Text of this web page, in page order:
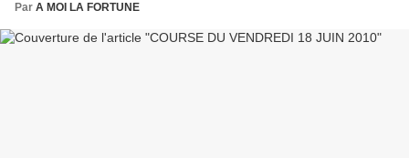
Par A MOI LA FORTUNE